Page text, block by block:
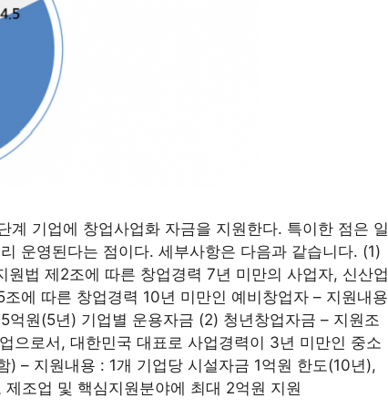
계 기업에 창업사업화 자금을 지원한다. 특이한 점은 일
운영된다는 점이다. 세부사항은 다음과 같습니다. (1)
법 제2조에 따른 창업경력 7년 미만의 사업자, 신산업
에 따른 창업경력 10년 미만인 예비창업자 – 지원내용
원(5년) 기업별 운용자금 (2) 청년창업자금 – 지원조
으로서, 대한민국 대표로 사업경력이 3년 미만인 중소
– 지원내용 : 1개 기업당 시설자금 1억원 한도(10년),
조업 및 핵심지원분야에 최대 2억원 지원